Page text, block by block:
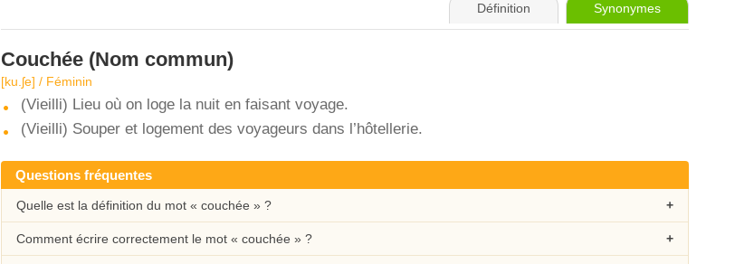
Définition Synonymes
Couchée (Nom commun)
[ku.ʃe] / Féminin
(Vieilli) Lieu où on loge la nuit en faisant voyage.
(Vieilli) Souper et logement des voyageurs dans l’hôtellerie.
Questions fréquentes
Quelle est la définition du mot « couchée » ?
Comment écrire correctement le mot « couchée » ?